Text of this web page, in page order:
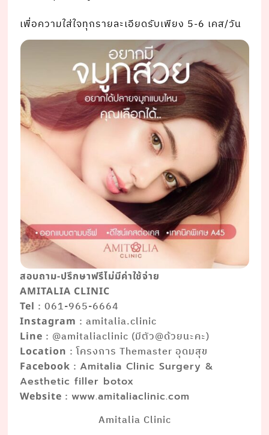
เพื่อความใส่ใจทุกรายละเอียดรับเพียง 5-6 เคส/วัน
สอบถาม-ปรึกษาฟรีไม่มีค่าใช้จ่าย
AMITALIA CLINIC
Tel : 061-965-6664
Instagram : amitalia.clinic
Line : @amitaliaclinic (มีตัว@ด้วยนะคะ)
Location : โครงการ Themaster อุดมสุข
Facebook :Amitalia Clinic Surgery &
Aesthetic filler botox
Website :www.amitaliaclinic.com
Amitalia Clinic